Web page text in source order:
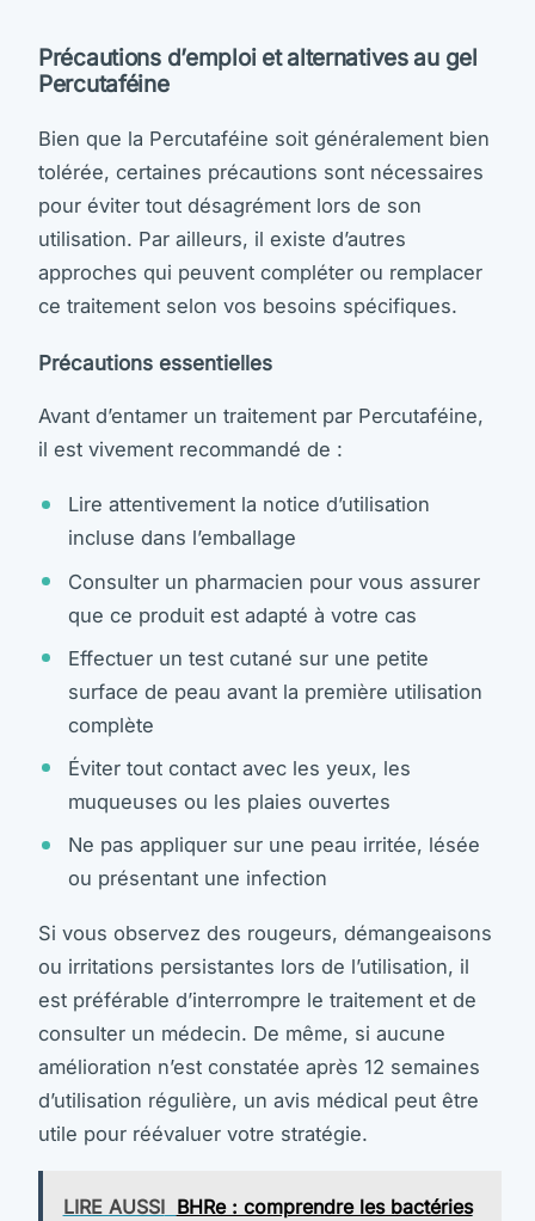
Précautions d’emploi et alternatives au gel
Percutaféine
Bien que la Percutaféine soit généralement bien
tolérée, certaines précautions sont nécessaires
pour éviter tout désagrément lors de son
utilisation. Par ailleurs, il existe d’autres
approches qui peuvent compléter ou remplacer
ce traitement selon vos besoins spécifiques.
Précautions essentielles
Avant d’entamer un traitement par Percutaféine,
il est vivement recommandé de :
Lire attentivement la notice d’utilisation
incluse dans l’emballage
Consulter un pharmacien pour vous assurer
que ce produit est adapté à votre cas
Effectuer un test cutané sur une petite
surface de peau avant la première utilisation
complète
Éviter tout contact avec les yeux, les
muqueuses ou les plaies ouvertes
Ne pas appliquer sur une peau irritée, lésée
ou présentant une infection
Si vous observez des rougeurs, démangeaisons
ou irritations persistantes lors de l’utilisation, il
est préférable d’interrompre le traitement et de
consulter un médecin. De même, si aucune
amélioration n’est constatée après 12 semaines
d’utilisation régulière, un avis médical peut être
utile pour réévaluer votre stratégie.
LIRE AUSSI BHRe : comprendre les bactéries